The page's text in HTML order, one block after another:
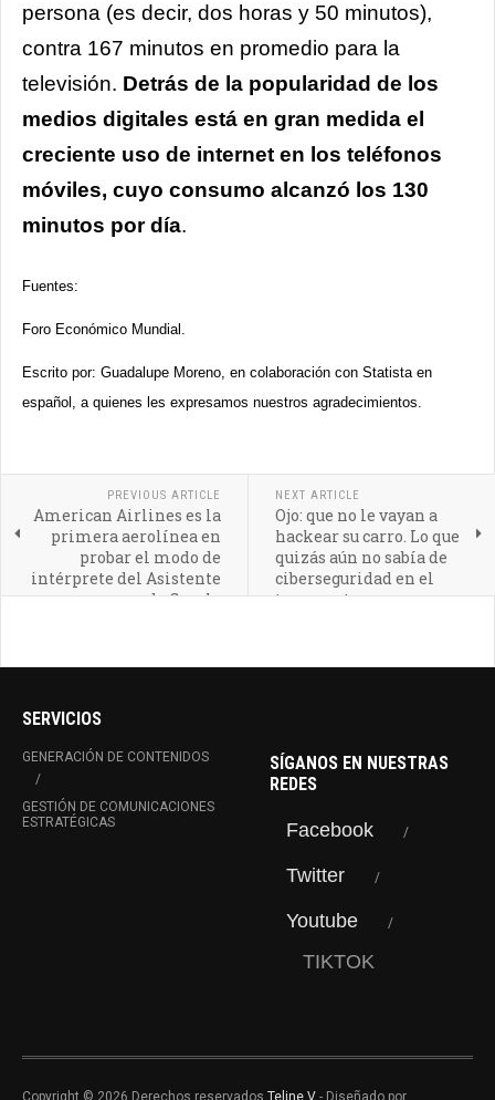
persona (es decir, dos horas y 50 minutos),
contra 167 minutos en promedio para la
televisión. Detrás de la popularidad de los
medios digitales está en gran medida el
creciente uso de internet en los teléfonos
móviles, cuyo consumo alcanzó los 130
minutos por día.
Fuentes:
Foro Económico Mundial.
Escrito por: Guadalupe Moreno, en colaboración con Statista en
español, a quienes les expresamos nuestros agradecimientos.
PREVIOUS ARTICLE
American Airlines es la
primera aerolínea en
probar el modo de
intérprete del Asistente
de Google
NEXT ARTICLE
Ojo: que no le vayan a
hackear su carro. Lo que
quizás aún no sabía de
ciberseguridad en el
transporte
SERVICIOS
GENERACIÓN DE CONTENIDOS
GESTIÓN DE COMUNICACIONES
ESTRATÉGICAS
SÍGANOS EN NUESTRAS
REDES
Facebook
Twitter
Youtube
TIKTOK
Copyright © 2026 Derechos reservados Teline V - Diseñado por